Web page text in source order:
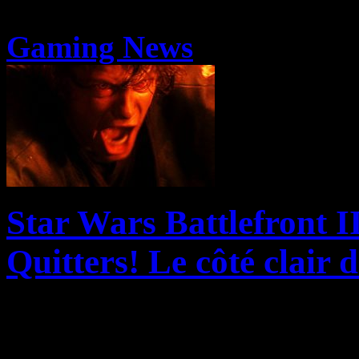
Gaming News
Star Wars Battlefront
Quitters! Le côté clair